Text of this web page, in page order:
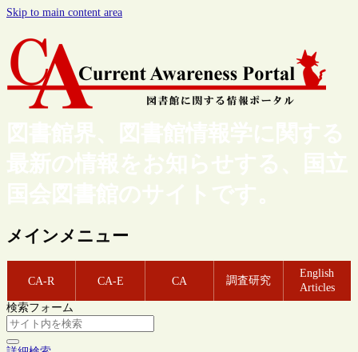
Skip to main content area
図書館界、図書館情報学に関する
最新の情報をお知らせする、国立
国会図書館のサイトです。
メインメニュー
CA-R CA-E CA 調査研究
English
Articles
検索フォーム